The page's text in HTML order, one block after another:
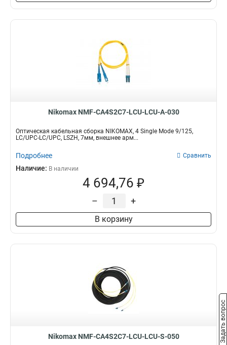
Nikomax NMF-CA4S2C7-LCU-LCU-A-030
Оптическая кабельная сборка NIKOMAX, 4 Single Mode 9/125,
LC/UPC-LC/UPC, LSZH, 7мм, внешнее арм...
Подробнее Сравнить
Наличие: В наличии
4 694,76 ₽
– +
В корзину
Nikomax NMF-CA4S2C7-LCU-LCU-S-050 Задать вопрос